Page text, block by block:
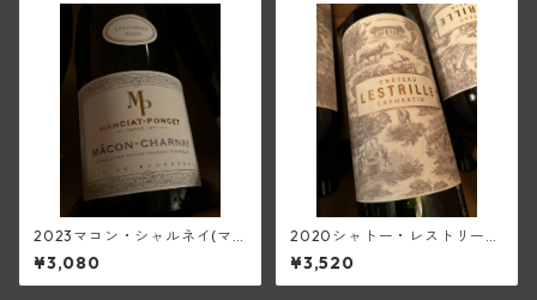
2023マコン・シャルネイ(マ
ンシア・ポンセ)
¥3,080
2020シャトー・レストリー
ユ・キャップ・マルタン・ル
ージュ(ボルドー・スーペリュ
ール)
¥3,520